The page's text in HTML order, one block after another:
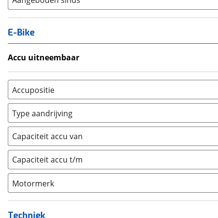
E-Bike
Accu uitneembaar
Nee, vast (0)
Accupositie
Bagagedrager (0)
Frame (0 )
Vloer (0
Achterbank (0)
Kofferbak (0)
Overig (0)
Type aandrijving
Achterwiel (0)
Trapas
Voorwiel
Capaciteit accu van
Capaciteit accu t/m
Motormerk
Bosch (0)
Yamaha
Techniek